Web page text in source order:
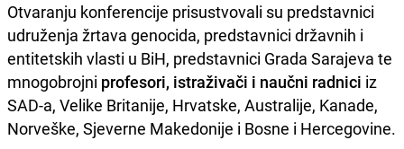
Otvaranju konferencije prisustvovali su predstavnici
udruženja žrtava genocida, predstavnici državnih i
entitetskih vlasti u BiH, predstavnici Grada Sarajeva te
mnogobrojni profesori, istraživači i naučni radnici iz
SAD-a, Velike Britanije, Hrvatske, Australije, Kanade,
Norveške, Sjeverne Makedonije i Bosne i Hercegovine.